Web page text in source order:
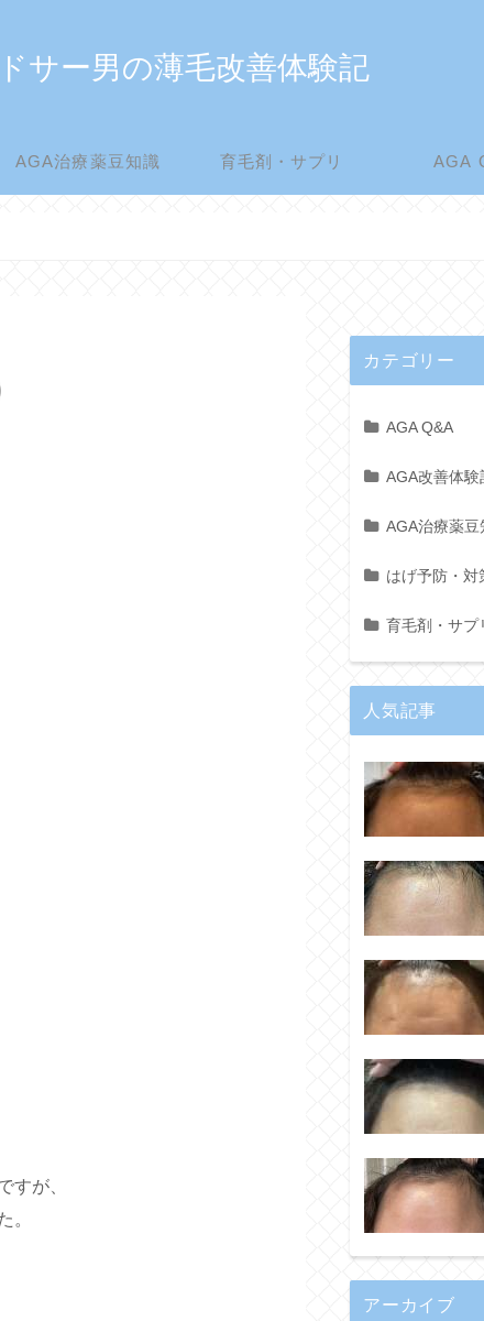
サー男の薄毛改善体験記
AGA治療薬豆知識 育毛剤・サプリ AGA
すが、
。
カテゴリー
AGA Q&A
AGA改善体験
AGA治療薬豆
はげ予防・対
育毛剤・サプ
人気記事
アーカイブ